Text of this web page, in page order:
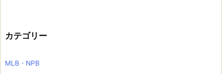
カテゴリー
MLB・NPB